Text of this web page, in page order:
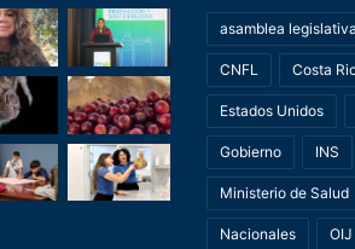
asamblea legislativa
CNFL Costa
Estados Unidos
Gobierno INS
Ministerio de Salud
Nacionales OIJ